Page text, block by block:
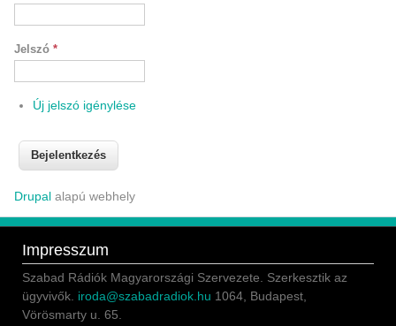
Jelszó *
Új jelszó igénylése
Drupalalapú webhely
Impresszum
Szabad Rádiók Magyarországi Szervezete. Szerkesztik az
ügyvivők. iroda@szabadradiok.hu 1064, Budapest,
Vörösmarty u. 65.